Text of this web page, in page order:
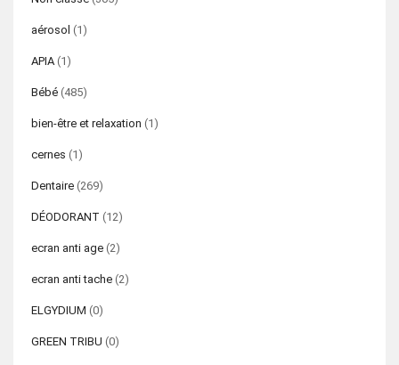
aérosol (1)
APIA (1)
Bébé (485)
bien-être et relaxation (1)
cernes (1)
Dentaire (269)
DÉODORANT (12)
ecran anti age (2)
ecran anti tache (2)
ELGYDIUM (0)
GREEN TRIBU (0)